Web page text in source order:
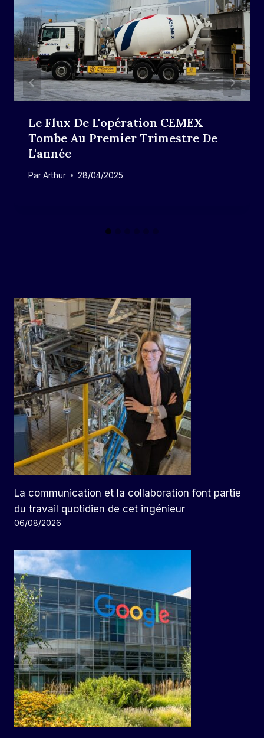
Le Flux De L'opération CEMEX
Tombe Au Premier Trimestre De
L'année
ParArthur 28/04/2025
La communication et la collaboration font partie
du travail quotidien de cet ingénieur
06/08/2026